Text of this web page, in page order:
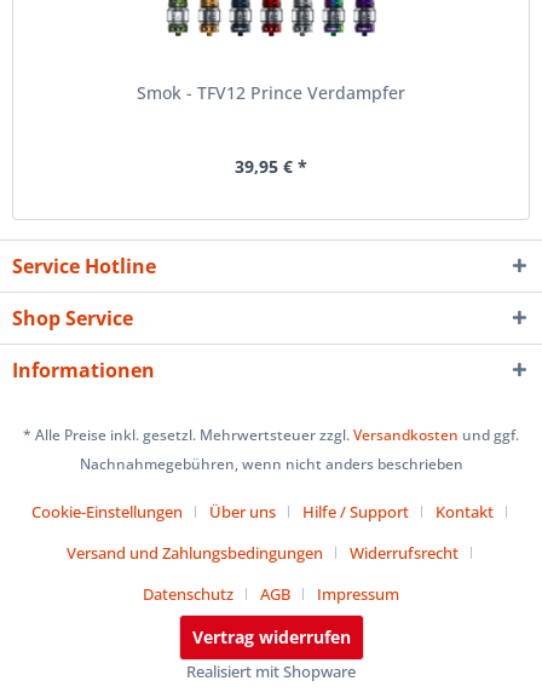
Smok - TFV12 Prince Verdampfer
39,95 € *
Service Hotline
Shop Service
Informationen
* Alle Preise inkl. gesetzl. Mehrwertsteuer zzgl.Versandkosten und ggf.
Nachnahmegebühren, wenn nicht anders beschrieben
Cookie-Einstellungen Über uns Hilfe / Support
Kontakt
Versand und Zahlungsbedingungen
Widerrufsrecht
Datenschutz
AGB Impressum
Vertrag widerrufen
Realisiert mit Shopware